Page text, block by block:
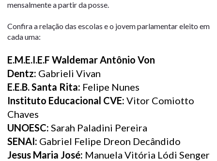
mensalmente a partir da posse.
Confira a relação das escolas e o jovem parlamentar eleito em
cada uma:
E.M.E.I.E.F Waldemar Antônio Von
Dentz: Gabrieli Vivan
E.E.B. Santa Rita: Felipe Nunes
Instituto Educacional CVE: Vitor Comiotto
Chaves
UNOESC: Sarah Paladini Pereira
SENAI: Gabriel Felipe Dreon Decândido
Jesus Maria José: Manuela Vitória Lódi Senger